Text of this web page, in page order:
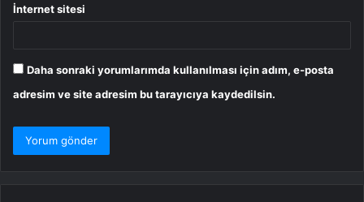
İnternet sitesi
Daha sonraki yorumlarımda kullanılması için adım, e-posta
adresim ve site adresim bu tarayıcıya kaydedilsin.